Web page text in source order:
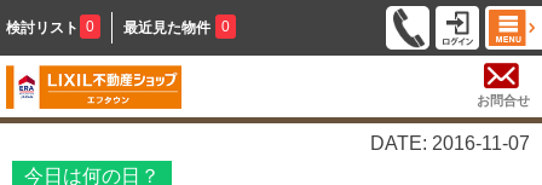
検討リスト 0 最近見た物件 0
お問合せ
DATE: 2016-11-07
今日は何の日？